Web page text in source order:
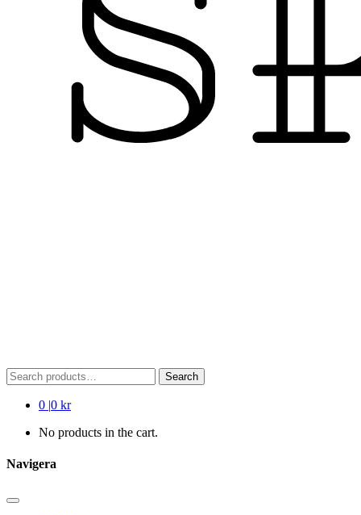
Search
for:
Search
0 |0 kr
No products in the cart.
Navigera